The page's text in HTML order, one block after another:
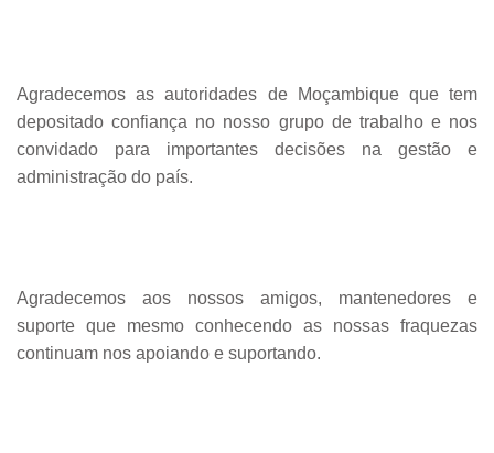
Agradecemos as autoridades de Moçambique que tem
depositado confiança no nosso grupo de trabalho e nos
convidado para importantes decisões na gestão e
administração do país.
Agradecemos aos nossos amigos, mantenedores e
suporte que mesmo conhecendo as nossas fraquezas
continuam nos apoiando e suportando.